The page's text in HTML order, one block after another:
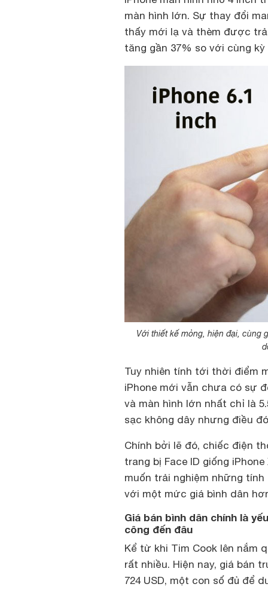
màn hình lớn. Sự thay đổi
thấy mới lạ và thèm được
tăng gần 37% so với cùng
Với thiết kế mỏng, hiện đại, cùng
Tuy nhiên tính tới thời điểm
iPhone mới vẫn chưa có sự
và màn hình lớn nhất chỉ là
sạc không dây nhưng điều
Chính bởi lẽ đó, chiếc điện
trang bị Face ID giống
muốn trải nghiệm những
với một mức giá bình dân
Giá bán bình dân chính là
công đến đâu
Kể từ khi Tim Cook lên nắm
rất nhiều. Hiện nay, giá bán
724 USD, một con số đủ để